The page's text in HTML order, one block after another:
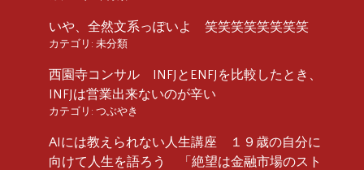
いや、全然文系っぽいよ 笑笑笑笑笑笑笑笑
カテゴリ: 未分類
西園寺コンサル INFJとENFJを比較したとき、
INFJは営業出来ないのが辛い
カテゴリ: つぶやき
AIには教えられない人生講座 １９歳の自分に
向けて人生を語ろう 「絶望は金融市場のスト